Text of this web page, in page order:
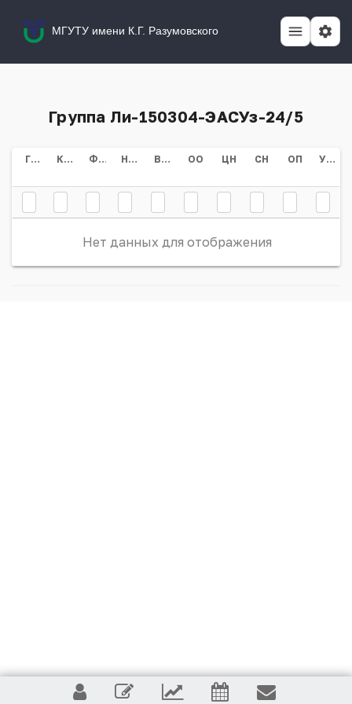
МГУТУ имени К.Г. Разумовского
Группа Ли-150304-ЭАСУз-24/5
Группа Курс Форма Обучения Направление/специальность Всего ОО ЦН СН ОП Учебный План
Нет данных для отображения